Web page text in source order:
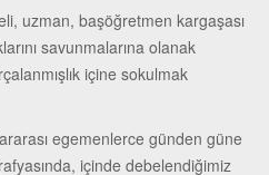
uzman, başöğretmen kargaşası
savunmalarına olanak
içine sokulmak
egemenlerce günden güne
içinde debelendiğimiz